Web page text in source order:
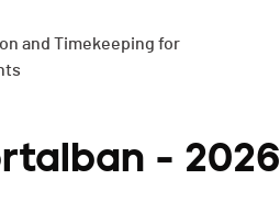
and Timekeeping for
- 2026